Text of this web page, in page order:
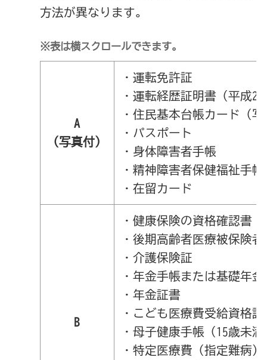
方法が異なります。
※表は横スクロールできます。
A
（写真付）
・運転免許証
・運転経歴証明書（平成
・住民基本台帳カード（
・パスポート
・身体障害者手帳
・精神障害者保健福祉手帳
・在留カード
B
・健康保険の資格確認書
・後期高齢者医療被保険者
・介護保険証
・年金手帳または基礎年
・年金証書
・こども医療費受給資格証
・母子健康手帳（15歳未満
・特定医療費（指定難病